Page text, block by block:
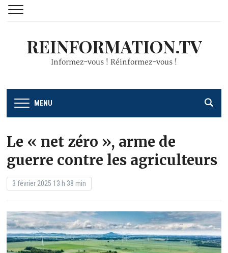
REINFORMATION.TV
Informez-vous ! Réinformez-vous !
MENU
Le « net zéro », arme de
guerre contre les agriculteurs
3 février 2025 13 h 38 min